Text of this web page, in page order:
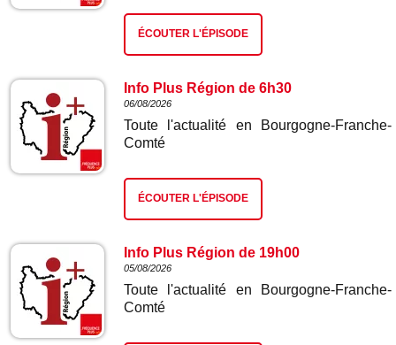
ÉCOUTER L'ÉPISODE
Info Plus Région de 6h30
06/08/2026
Toute l'actualité en Bourgogne-Franche-
Comté
ÉCOUTER L'ÉPISODE
Info Plus Région de 19h00
05/08/2026
Toute l'actualité en Bourgogne-Franche-
Comté